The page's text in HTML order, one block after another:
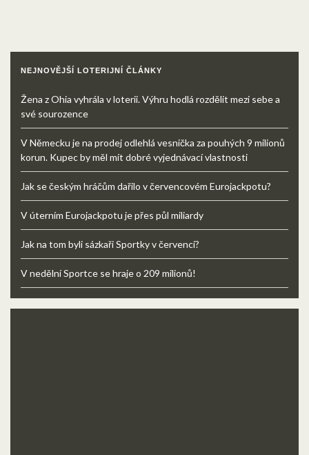
NEJNOVĚJŠÍ LOTERIJNÍ ČLÁNKY
Žena z Ohia vyhrála v loterii. Výhru hodlá rozdělit mezi sebe a
své sourozence
V Německu je na prodej odlehlá vesnička za pouhých 9 milionů
korun. Kupec by měl mít dobré vyjednávací vlastnosti
Jak se českým hráčům dařilo v červencovém Eurojackpotu?
V úterním Eurojackpotu je přes půl miliardy
Jak na tom byli sázkaři Sportky v červenci?
V nedělní Sportce se hraje o 209 milionů!